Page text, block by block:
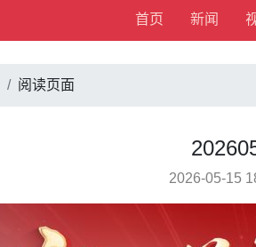
首页 新闻
阅读页面
2026-05-15